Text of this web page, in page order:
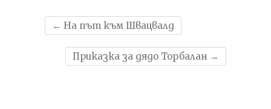
← На път към Швацвалд
Приказка за дядо Торбалан →